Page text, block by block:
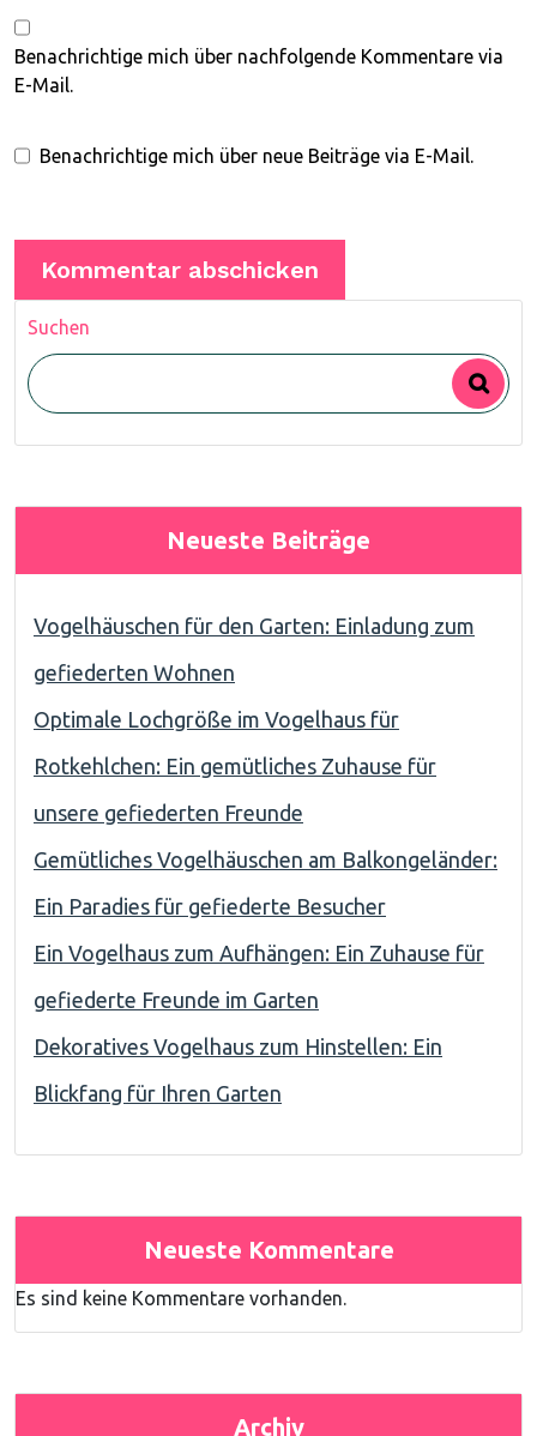
Benachrichtige mich über nachfolgende Kommentare via
E-Mail.
Benachrichtige mich über neue Beiträge via E-Mail.
Suchen
Neueste Beiträge
Vogelhäuschen für den Garten: Einladung zum
gefiederten Wohnen
Optimale Lochgröße im Vogelhaus für
Rotkehlchen: Ein gemütliches Zuhause für
unsere gefiederten Freunde
Gemütliches Vogelhäuschen am Balkongeländer:
Ein Paradies für gefiederte Besucher
Ein Vogelhaus zum Aufhängen: Ein Zuhause für
gefiederte Freunde im Garten
Dekoratives Vogelhaus zum Hinstellen: Ein
Blickfang für Ihren Garten
Neueste Kommentare
Es sind keine Kommentare vorhanden.
Archiv